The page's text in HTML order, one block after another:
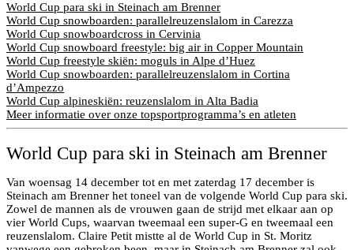
World Cup para ski in Steinach am Brenner
World Cup snowboarden: parallelreuzenslalom in Carezza
World Cup snowboardcross in Cervinia
World Cup snowboard freestyle: big air in Copper Mountain
World Cup freestyle skiën: moguls in Alpe d’Huez
World Cup snowboarden: parallelreuzenslalom in Cortina
d’Ampezzo
World Cup alpineskiën: reuzenslalom in Alta Badia
Meer informatie over onze topsportprogramma’s en atleten
World Cup para ski in Steinach am Brenner
Van woensag 14 december tot en met zaterdag 17 december is
Steinach am Brenner het toneel van de volgende World Cup para ski.
Zowel de mannen als de vrouwen gaan de strijd met elkaar aan op
vier World Cups, waarvan tweemaal een super-G en tweemaal een
reuzenslalom. Claire Petit mistte al de World Cup in St. Moritz